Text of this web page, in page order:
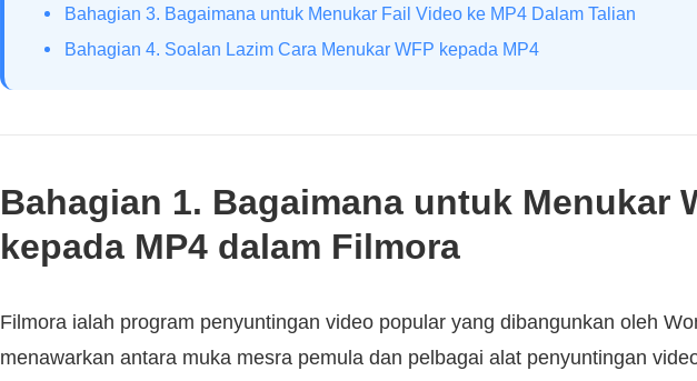
Bahagian 3. Bagaimana untuk Menukar Fail Video ke MP4 Dalam Talian
Bahagian 4. Soalan Lazim Cara Menukar WFP kepada MP4
Bahagian 1. Bagaimana untuk Menukar
kepada MP4 dalam Filmora
Filmora ialah program penyuntingan video popular yang dibangunkan oleh
menawarkan antara muka mesra pemula dan pelbagai alat penyuntingan